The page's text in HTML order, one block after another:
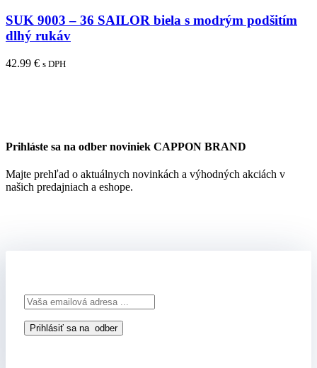
SUK 9003 – 36 SAILOR biela s modrým podšitím
dlhý rukáv
42.99 € s DPH
Prihláste sa na odber noviniek CAPPON BRAND
Majte prehľad o aktuálnych novinkách a výhodných akciách v
našich predajniach a eshope.